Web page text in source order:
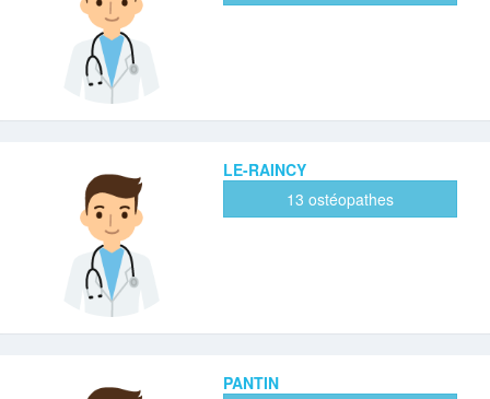
LE-RAINCY
13 ostéopathes
PANTIN